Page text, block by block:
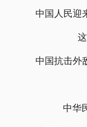
中国人民迎
中国抗击外
中华